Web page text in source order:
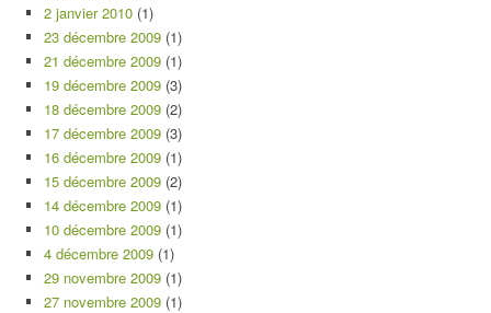
2 janvier 2010 (1)
23 décembre 2009 (1)
21 décembre 2009 (1)
19 décembre 2009 (3)
18 décembre 2009 (2)
17 décembre 2009 (3)
16 décembre 2009 (1)
15 décembre 2009 (2)
14 décembre 2009 (1)
10 décembre 2009 (1)
4 décembre 2009 (1)
29 novembre 2009 (1)
27 novembre 2009 (1)